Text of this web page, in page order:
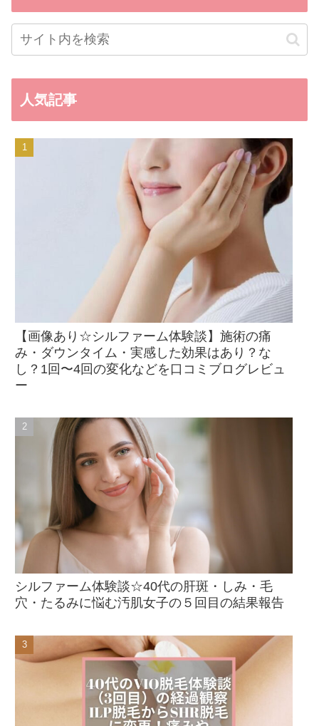
人気記事
【画像あり☆シルファーム体験談】施術の痛
み・ダウンタイム・実感した効果はあり？な
し？1回〜4回の変化などを口コミブログレビュ
ー
シルファーム体験談☆40代の肝斑・しみ・毛
穴・たるみに悩む汚肌女子の５回目の結果報告